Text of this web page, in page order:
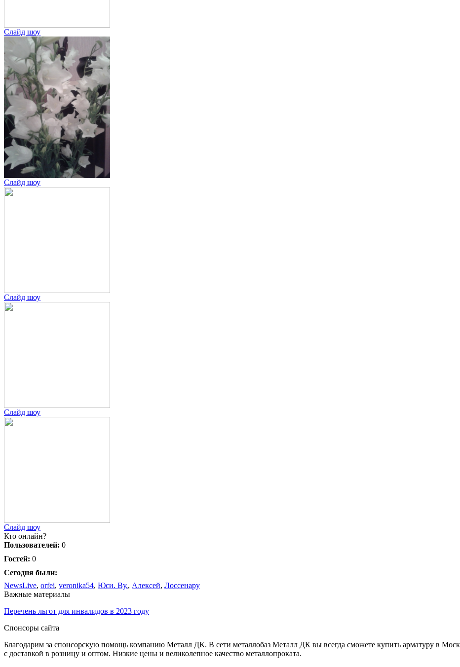
Слайд шоу
Слайд шоу
Слайд шоу
Слайд шоу
Слайд шоу
Кто онлайн?
Пользователей: 0
Гостей: 0
Сегодня были:
NewsLive, orfei, veronika54, Юси. Ву., Алексей, Лоссенару
Важные материалы
Перечень льгот для инвалидов в 2023 году
Спонсоры сайта
Благодарим за спонсорскую помощь компанию Металл ДК. В сети металлобаз Металл ДК вы всегда сможете купить арматуру в
с доставкой в розницу и оптом. Низкие цены и великолепное качество металлопроката.